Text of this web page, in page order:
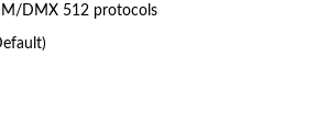
DMX 512 protocols